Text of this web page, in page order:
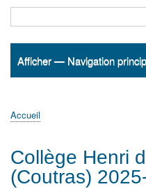
Navigation
Afficher — Navigation
Accueil
ActualitésMATh.en.JEANS ?
Régions et Ateliers
Créer, gérer un atelier
Sujets/Publications
Congrès
d'Ariane
Accueil
Collège Henri
(Coutras)